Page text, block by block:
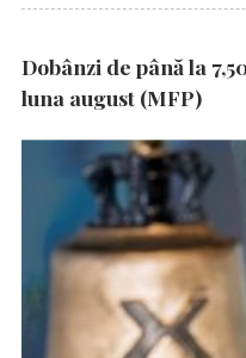
Dobânzi de până la
luna august (MFP)